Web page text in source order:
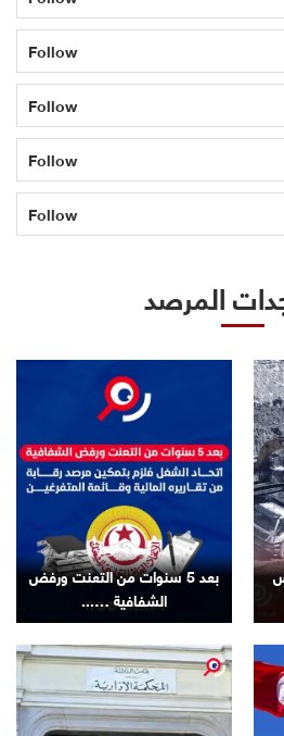
Follow
Follow
Follow
Follow
المرصد
بعد 5 سنوات من التعنت ورفض
الشفافية …...